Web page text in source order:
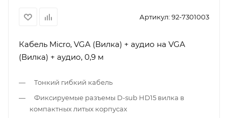
Артикул: 92-7301003
Кабель Micro, VGA (Вилка) + аудио на VGA
(Вилка) + аудио, 0,9 м
Тонкий гибкий кабель
Фиксируемые разъемы D-sub HD15 вилка в
компактных литых корпусах